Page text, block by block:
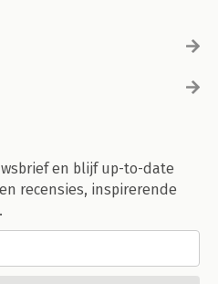
en blijf up-to-date
recensies, inspirerende